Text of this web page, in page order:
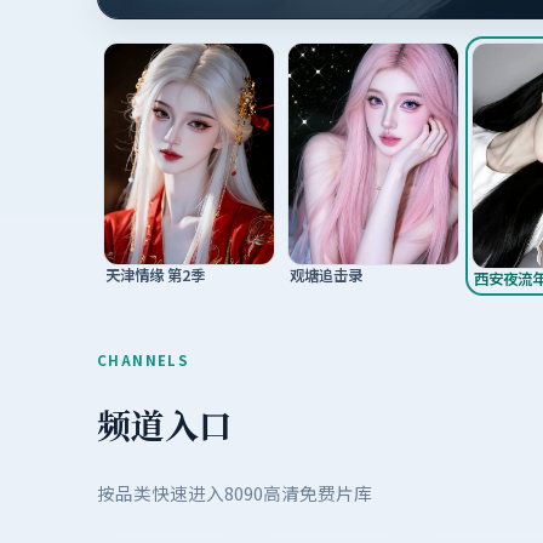
天津情缘 第2季 观塘追击录 西安夜流
CHANNELS
频道入口
按品类快速进入8090高清免费片库